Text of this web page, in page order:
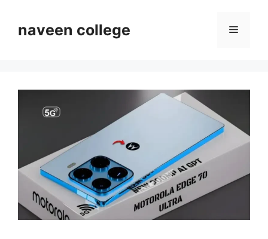
contentnaveen college Menu